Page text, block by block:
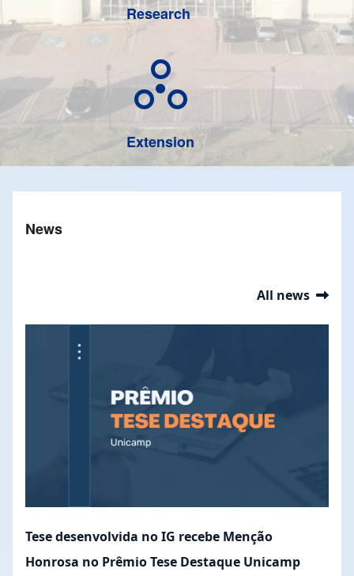
Research
circles_ext
Extension
News
All news
Tese desenvolvida no IG recebe Menção
Honrosa no Prêmio Tese Destaque Unicamp